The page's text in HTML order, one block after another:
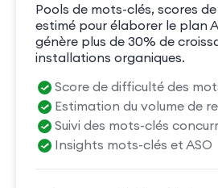
Pools de mots-clés, scores
estimé pour élaborer le plan
génère plus de 30% de
installations organiques.
Score de difficulté des
Estimation du volume de
Suivi des mots-clés
Insights mots-clés et ASO